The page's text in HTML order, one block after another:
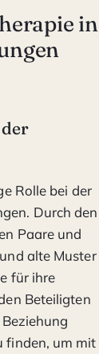
in
Rolle bei der
Durch den
Paare und
alte Muster
für ihre
Beteiligten
finden, um mit